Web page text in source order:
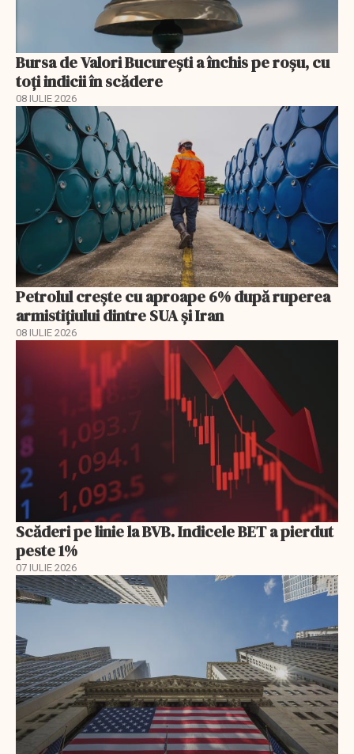
Bursa de Valori București a închis pe roșu, cu
toți indicii în scădere
08 IULIE 2026
Petrolul crește cu aproape 6% după ruperea
armistițiului dintre SUA și Iran
08 IULIE 2026
Scăderi pe linie la BVB. Indicele BET a pierdut
peste 1%
07 IULIE 2026